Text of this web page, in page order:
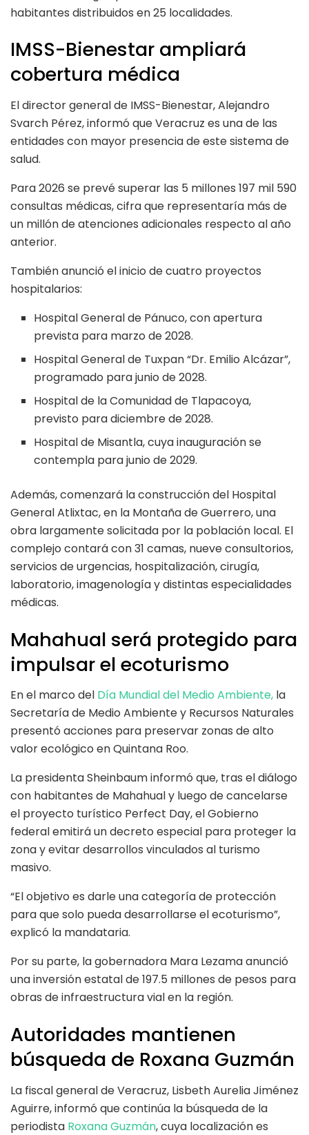
habitantes distribuidos en 25 localidades.
IMSS-Bienestar ampliará
cobertura médica
El director general de IMSS-Bienestar, Alejandro
Svarch Pérez, informó que Veracruz es una de las
entidades con mayor presencia de este sistema de
salud.
Para 2026 se prevé superar las 5 millones 197 mil 590
consultas médicas, cifra que representaría más de
un millón de atenciones adicionales respecto al año
anterior.
También anunció el inicio de cuatro proyectos
hospitalarios:
Hospital General de Pánuco, con apertura
prevista para marzo de 2028.
Hospital General de Tuxpan “Dr. Emilio Alcázar”,
programado para junio de 2028.
Hospital de la Comunidad de Tlapacoya,
previsto para diciembre de 2028.
Hospital de Misantla, cuya inauguración se
contempla para junio de 2029.
Además, comenzará la construcción del Hospital
General Atlixtac, en la Montaña de Guerrero, una
obra largamente solicitada por la población local. El
complejo contará con 31 camas, nueve consultorios,
servicios de urgencias, hospitalización, cirugía,
laboratorio, imagenología y distintas especialidades
médicas.
Mahahual será protegido para
impulsar el ecoturismo
En el marco del Día Mundial del Medio Ambiente, la
Secretaría de Medio Ambiente y Recursos Naturales
presentó acciones para preservar zonas de alto
valor ecológico en Quintana Roo.
La presidenta Sheinbaum informó que, tras el diálogo
con habitantes de Mahahual y luego de cancelarse
el proyecto turístico Perfect Day, el Gobierno
federal emitirá un decreto especial para proteger la
zona y evitar desarrollos vinculados al turismo
masivo.
“El objetivo es darle una categoría de protección
para que solo pueda desarrollarse el ecoturismo”,
explicó la mandataria.
Por su parte, la gobernadora Mara Lezama anunció
una inversión estatal de 197.5 millones de pesos para
obras de infraestructura vial en la región.
Autoridades mantienen
búsqueda de Roxana Guzmán
La fiscal general de Veracruz, Lisbeth Aurelia Jiménez
Aguirre, informó que continúa la búsqueda de la
periodista Roxana Guzmán, cuya localización es